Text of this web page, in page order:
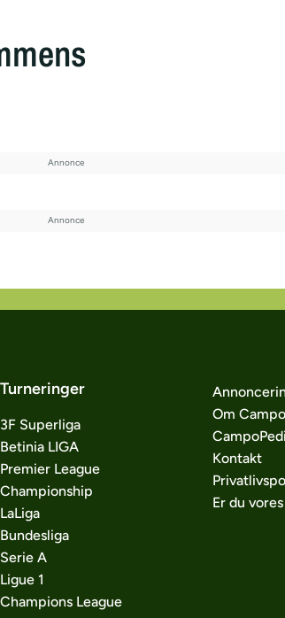
Turneringer
3F Superliga
Betinia LIGA
Premier League
Championship
LaLiga
Bundesliga
Serie A
Ligue 1
Champions League
Om
Kontakt
Er du